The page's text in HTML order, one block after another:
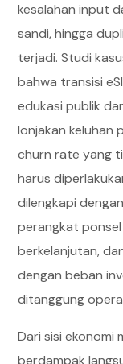
kesalahan input
sandi, hingga
terjadi. Studi
bahwa transisi
edukasi publik
lonjakan keluhan
churn rate yang
harus
dilengkapi
perangkat
berkelanjutan,
dengan beban
ditanggung
Dari sisi ekonomi
berdampak